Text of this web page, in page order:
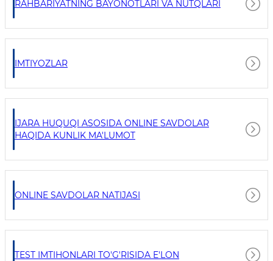
RAHBARIYATNING BAYONOTLARI VA NUTQLARI
IMTIYOZLAR
IJARA HUQUQI ASOSIDA ONLINE SAVDOLAR
HAQIDA KUNLIK MA'LUMOT
ONLINE SAVDOLAR NATIJASI
TEST IMTIHONLARI TO'G'RISIDA E'LON